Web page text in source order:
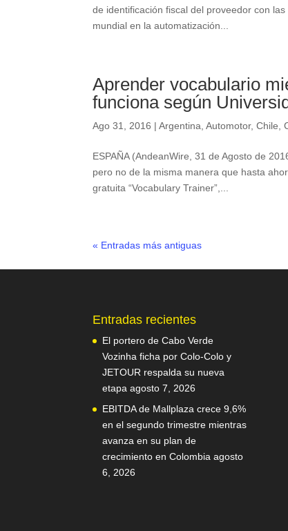
de identificación fiscal del proveedor con
mundial en la automatización...
Aprender vocabulario
funciona según
Ago 31, 2016 |Argentina ,Automotor,Chile ,
ESPAÑA (AndeanWire, 31 de Agosto de
pero no de la misma manera que hasta
gratuita “Vocabulary Trainer”,...
« Entradas más antiguas
Entradas recientes
El portero de Cabo Verde
Vozinha ficha por Colo-Colo y
JETOUR respalda su nueva
etapa agosto 7, 2026
EBITDA de Mallplaza crece 9,6%
en el segundo trimestre mientras
avanza en su plan de
crecimiento en Colombia agosto
6, 2026